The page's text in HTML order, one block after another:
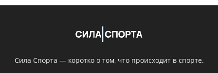
Сила Спорта — коротко о том, что происходит в спорте.